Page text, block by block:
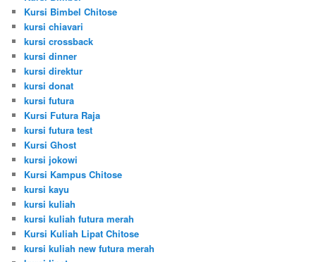
Kursi Bimbel Chitose
kursi chiavari
kursi crossback
kursi dinner
kursi direktur
kursi donat
kursi futura
Kursi Futura Raja
kursi futura test
Kursi Ghost
kursi jokowi
Kursi Kampus Chitose
kursi kayu
kursi kuliah
kursi kuliah futura merah
Kursi Kuliah Lipat Chitose
kursi kuliah new futura merah